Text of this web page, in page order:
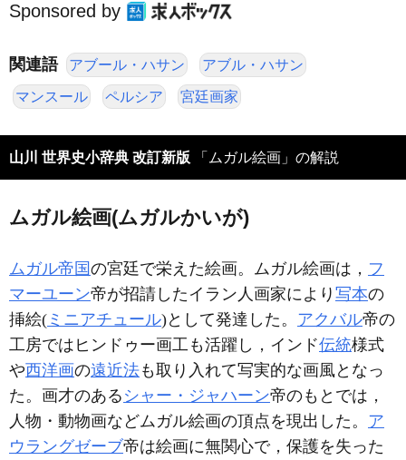
Sponsored by
関連語 アブール・ハサン アブル・ハサン
マンスール ペルシア 宮廷画家
山川 世界史小辞典 改訂新版 「ムガル絵画」の解説
ムガル絵画(ムガルかいが)
ムガル帝国の宮廷で栄えた絵画。ムガル絵画は， フ
マーユーン帝が招請したイラン人画家により 写本の
挿絵( ミニアチュール)として発達した。 アクバル帝の
工房ではヒンドゥー画工も活躍し，インド伝統様式
や西洋画の遠近法も取り入れて写実的な画風となっ
た。画才のある シャー・ジャハーン帝のもとでは，
人物・動物画などムガル絵画の頂点を現出した。 ア
ウラングゼーブ帝は絵画に無関心で，保護を失った